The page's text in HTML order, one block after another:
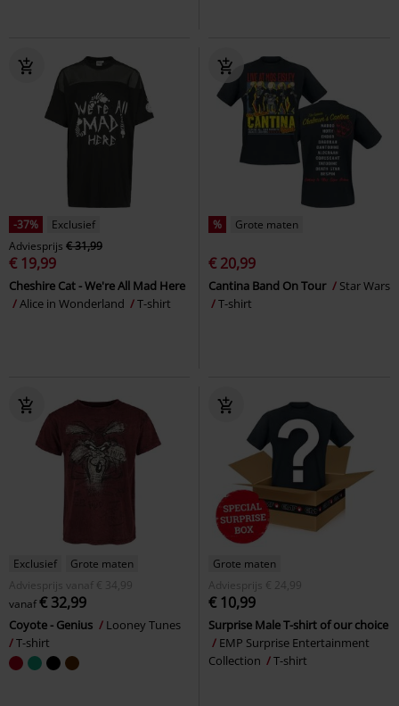
-37%
Exclusief
Adviesprijs € 31,99
€ 19,99
Cheshire Cat - We're All Mad Here
Alice in Wonderland
T-shirt
% Grote maten
€ 20,99
Cantina Band On Tour
Star Wars
T-shirt
Exclusief
Grote maten
Adviesprijs
vanaf € 34,99
vanaf€ 32,99
Coyote - Genius
Looney Tunes
T-shirt
Grote maten
Adviesprijs
€ 24,99
€ 10,99
Surprise Male T-shirt of our choice
EMP Surprise Entertainment
Collection
T-shirt